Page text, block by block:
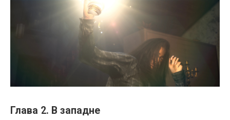
Глава 2. В западне